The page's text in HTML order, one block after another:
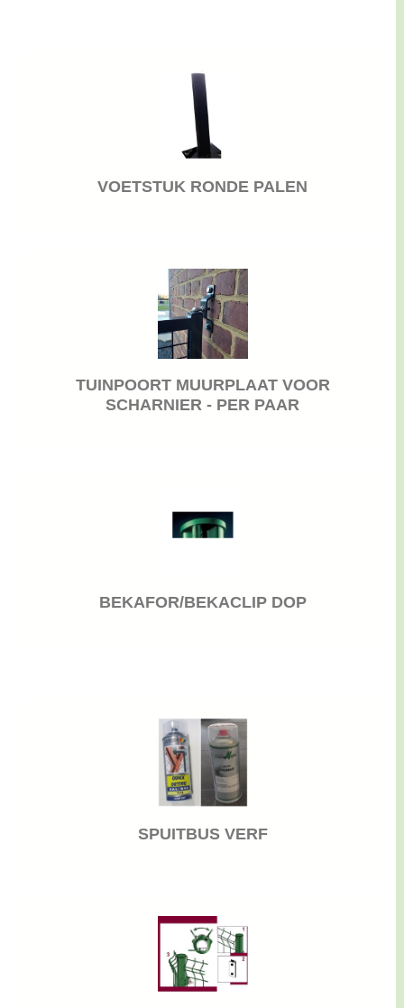
VOETSTUK RONDE PALEN
TUINPOORT MUURPLAAT VOOR
SCHARNIER - PER PAAR
BEKAFOR/BEKACLIP DOP
SPUITBUS VERF